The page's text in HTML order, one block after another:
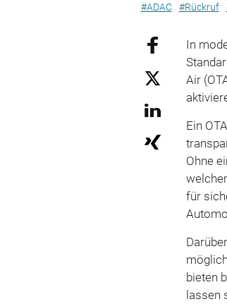
#ADAC #Rückruf
In
Air
Ein
Ohne
für
bieten
lassen